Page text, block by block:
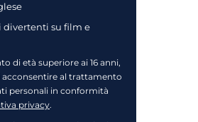
divertenti su film e
di età superiore ai 16 anni,
acconsentire al trattamento
personali in conformità
privacy.